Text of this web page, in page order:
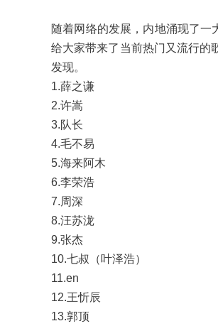
随着网络的发展，内地涌现了
给大家带来了当前热门又流行的
发现。
1.薛之谦
2.许嵩
3.队长
4.毛不易
5.海来阿木
6.李荣浩
7.周深
8.汪苏泷
9.张杰
10.七叔（叶泽浩）
11.en
12.王忻辰
13.郭顶